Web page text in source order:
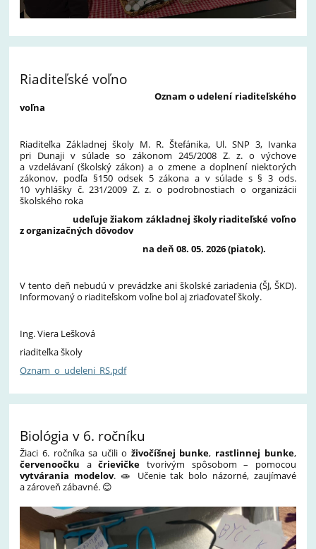
Riaditeľské voľno
Oznam o udelení riaditeľského
voľna
Riaditeľka Základnej školy M. R. Štefánika, Ul. SNP 3, Ivanka
pri Dunaji v súlade so zákonom 245/2008 Z. z. o výchove
a vzdelávaní (školský zákon) a o zmene a doplnení niektorých
zákonov, podľa §150 odsek 5 zákona a v súlade s § 3 ods.
10 vyhlášky č. 231/2009 Z. z. o podrobnostiach o organizácii
školského roka
udeľuje žiakom základnej školy riaditeľské voľno
z organizačných dôvodov
na deň 08. 05. 2026 (piatok).
V tento deň nebudú v prevádzke ani školské zariadenia (ŠJ, ŠKD).
Informovaný o riaditeľskom voľne bol aj zriaďovateľ školy.
Ing. Viera Lešková
riaditeľka školy
Oznam_o_udeleni_RS.pdf
Biológia v 6. ročníku
Žiaci 6. ročníka sa učili o živočíšnej bunke, rastlinnej bunke,
červenoočku ačrievičke tvorivým spôsobom – pomocou
vytvárania modelov. 🧫 Učenie tak bolo názorné, zaujímavé
a zároveň zábavné. 😊